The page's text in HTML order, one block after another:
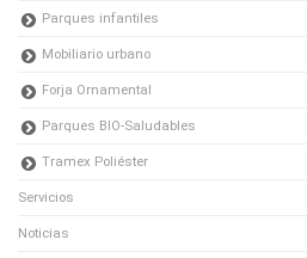
Parques infantiles
Mobiliario urbano
Forja Ornamental
Parques BIO-Saludables
Tramex Poliéster
Servicios
Noticias